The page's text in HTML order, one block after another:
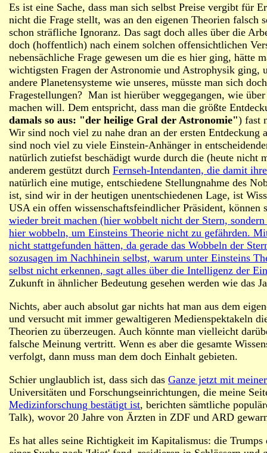
Es ist eine Sache, dass man sich selbst Preise vergibt für
nicht die Frage stellt, was an den eigenen Theorien falsch
schon sträfliche Ignoranz. Das sagt doch alles über die
doch (hoffentlich) nach einem solchen offensichtlichen
nebensächliche Frage gewesen um die es hier ging, hätte
wichtigsten Fragen der Astronomie und Astrophysik ging,
andere Planetensysteme wie unseres, müsste man sich
Fragestellungen? Man ist hierüber weggegangen, wie
machen will. Dem entspricht, dass man die größte
damals so aus: "der heilige Gral der Astronomie") fast
Wir sind noch viel zu nahe dran an der ersten
sind noch viel zu viele Einstein-Anhänger in
natürlich zutiefst beschädigt wurde durch die (heute nicht
anderem gestützt durch Fernseh-Intendanten, die damit
natürlich eine mutige, entschiedene Stellungnahme des
ist, sind wir in der heutigen unentschiedenen Lage, ist
USA ein offen wissenschaftsfeindlicher Präsident, können
wieder breit machen (hier wobbelt nicht der Stern,
hier wobbeln, um Einsteins Theorie nicht zu gefährden.
nicht stattgefunden hätten, da gerade das Wobbeln der
sozusagen im Nachhinein selbst, warum unter Einsteins
selbst nicht erkennen, sagt alles über die Intelligenz der
Zukunft in ähnlicher Bedeutung gesehen werden wie das
Nichts, aber auch absolut gar nichts hat man aus dem
und versucht mit immer gewaltigeren Medienspektakeln
Theorien zu überzeugen. Auch könnte man vielleicht
falsche Meinung vertritt. Wenn es aber die gesamte
verfolgt, dann muss man dem doch Einhalt gebieten.
Schier unglaublich ist, dass sich das Ganze jetzt mit
Universitäten und Forschungseinrichtungen, die meine
Medizinforschung bestätigt ist, berichten sämtliche
Talk), wovor 20 Jahre von Ärzten in ZDF und ARD
Es hat alles seine Richtigkeit im Kapitalismus: die